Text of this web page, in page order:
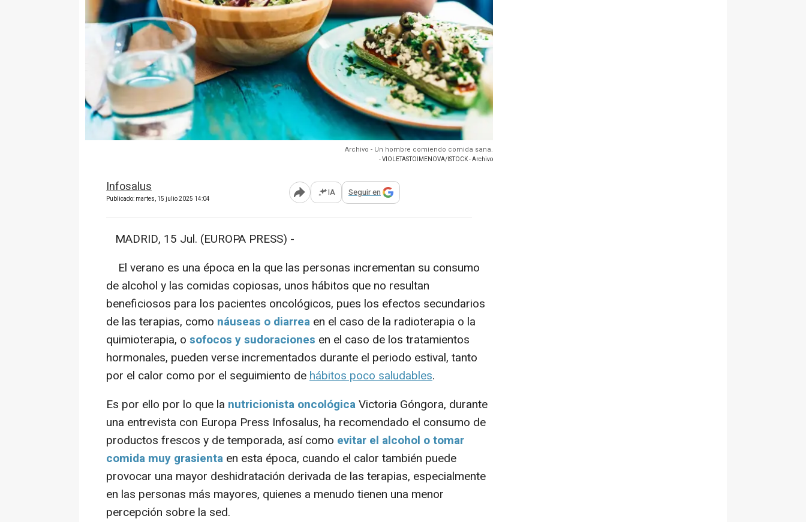
Archivo - Un hombre comiendo comida sana.
- VIOLETASTOIMENOVA/ISTOCK - Archivo
Infosalus
Publicado: martes, 15 julio 2025 14:04 Abrir opciones para compartir
IA Seguir en
MADRID, 15 Jul. (EUROPA PRESS) -
El verano es una época en la que las personas incrementan su consumo
de alcohol y las comidas copiosas, unos hábitos que no resultan
beneficiosos para los pacientes oncológicos, pues los efectos secundarios
de las terapias, como náuseas o diarrea en el caso de la radioterapia o la
quimioterapia, o sofocos y sudoraciones en el caso de los tratamientos
hormonales, pueden verse incrementados durante el periodo estival, tanto
por el calor como por el seguimiento dehábitos poco saludables.
Es por ello por lo que la nutricionista oncológicaVictoria Góngora, durante
una entrevista con Europa Press Infosalus, ha recomendado el consumo de
productos frescos y de temporada, así como evitar el alcohol o tomar
comida muy grasienta en esta época, cuando el calor también puede
provocar una mayor deshidratación derivada de las terapias, especialmente
en las personas más mayores, quienes a menudo tienen una menor
percepción sobre la sed.